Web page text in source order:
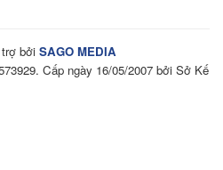
bởi SAGO MEDIA
Cấp ngày 16/05/2007 bởi Sở Kế